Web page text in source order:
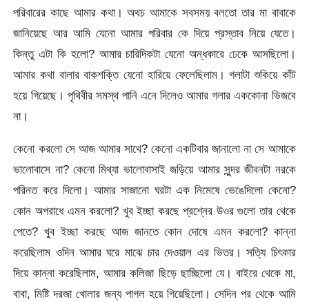
পরিবারের কাছে আমার কথা। অথচ আমাকে সবসময় বলতো তার মা বাবাকে
জানিয়েছে আর আমি যেনো আমার পরিবার কে দিয়ে প্রস্তাব নিয়ে যেতে।
কিন্তু এটা কি হলো? আমার চারিদিকটা যেনো অন্ধকারে ঢেকে আসছিলো।
আমার কথা বালার বাকশক্তি যেনো হারিয়ে ফেলেছিলাম। গলাটা শুকিয়ে কাঁট
হয়ে গিয়েছে। পৃথিবীর সমস্থ পানি এনে দিলেও আমার গলার এককোনা ভিজবে
না।
কেনো করলো সে আজ আমার সাথে? কেনো একটিবার জানালো না সে আমাকে
ভালোবাসে না? কেনো মিথ্যা ভালোবাসাই জড়িয়ে আমার সুন্দর জীবনটা নরকে
পরিনত করে দিলো। আমার সাজানো ঘরটা এক নিমেষে ভেঙেদিলো কেনো?
কোন অপরাধে এমন করলো? খুব ইচ্ছা করছে প্রশ্নের উওর গুলো তার থেকে
পেতে? খুব ইচ্ছা করছে আজ জানতে কোন দোষে এমন করলো? কান্না
করেছিলাম ওদিন আমার ঘরে মাঝে চার দেওয়াল এর ভিতর। সত্যি চিৎকার
দিয়ে কান্না করেছিলাম, আমার কলিজা ছিড়ে ছাচ্ছিলো যে। বাইরে থেকে মা,
বাবা, মিষ্টি দরজা খোলার জন্য পাগল হয়ে গিয়েছিলো। সেদিন পর থেকে আমি